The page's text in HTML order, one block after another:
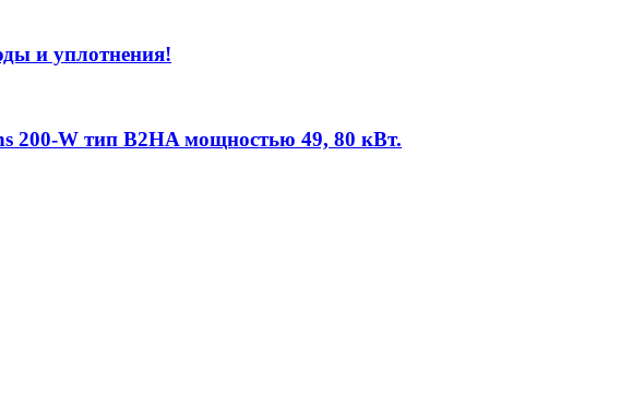
и уплотнения!
200-W тип B2HA мощностью 49, 80 кВт.